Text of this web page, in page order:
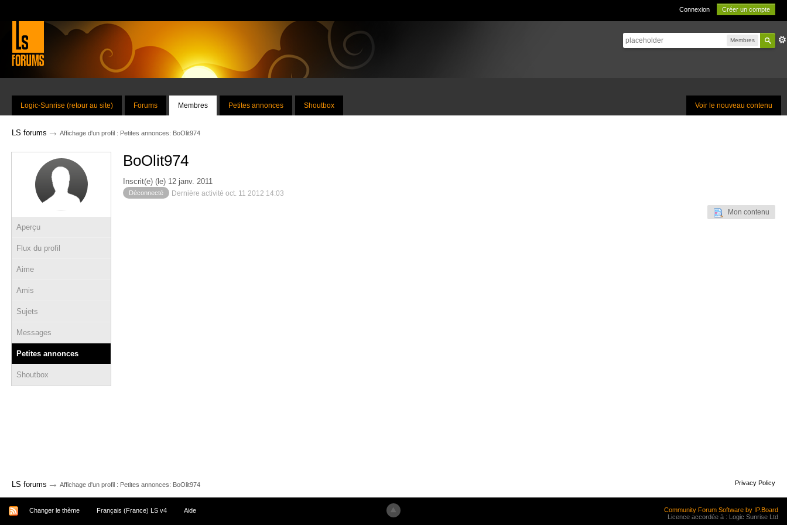
Connexion Créer un compte
Membres
Voir le nouveau contenu
Logic-Sunrise (retour au site) Forums Membres Petites annonces Shoutbox
LS forums → Affichage d'un profil : Petites annonces: BoOlit974
Aperçu
Flux du profil
Aime
Amis
Sujets
Messages
Petites annonces
Shoutbox
BoOlit974
Inscrit(e) (le) 12 janv. 2011
Déconnecté Dernière activité oct. 11 2012 14:03
Mon contenu
LS forums → Affichage d'un profil : Petites annonces: BoOlit974 Privacy Policy
Changer le thème Français (France) LS v4 Aide
Community Forum Software by IP.Board
Licence accordée à : Logic Sunrise Ltd